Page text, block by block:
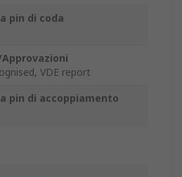
pin di coda
VDE report
pin di accoppiamento